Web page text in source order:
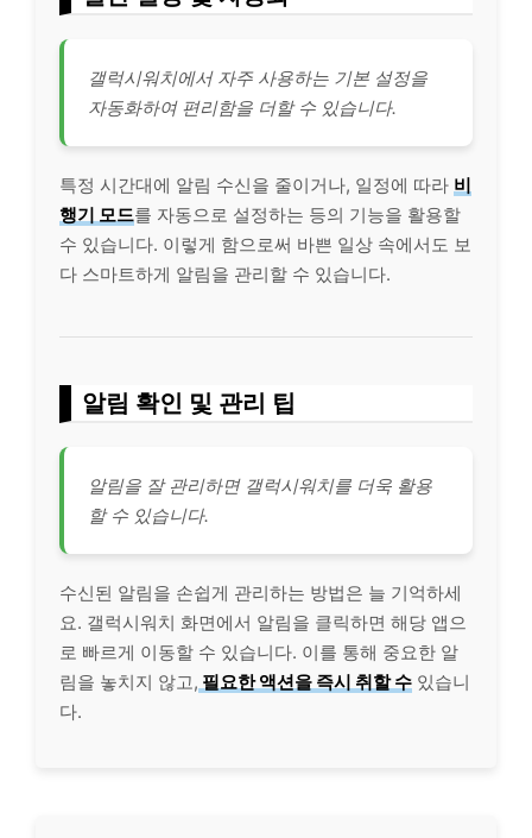
갤럭시워치에서 자주 사용하는 기본 설정을
자동화하여 편리함을 더할 수 있습니다.
특정 시간대에 알림 수신을 줄이거나, 일정에 따라 비
행기 모드를 자동으로 설정하는 등의 기능을 활용할
수 있습니다. 이렇게 함으로써 바쁜 일상 속에서도 보
다 스마트하게 알림을 관리할 수 있습니다.
알림 확인 및 관리 팁
알림을 잘 관리하면 갤럭시워치를 더욱 활용
할 수 있습니다.
수신된 알림을 손쉽게 관리하는 방법은 늘 기억하세
요. 갤럭시워치 화면에서 알림을 클릭하면 해당 앱으
로 빠르게 이동할 수 있습니다. 이를 통해 중요한 알
림을 놓치지 않고, 필요한 액션을 즉시 취할 수 있습니
다.